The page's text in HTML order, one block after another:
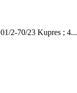
2-70/23 Kupres ; 4...